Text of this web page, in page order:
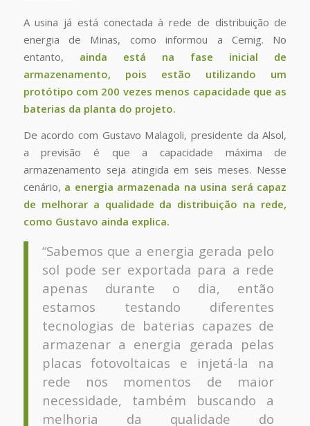
A usina já está conectada à rede de distribuição de
energia de Minas, como informou a Cemig. No
entanto, ainda está na fase inicial de
armazenamento, pois estão utilizando um
protótipo com 200 vezes menos capacidade que as
baterias da planta do projeto.
De acordo com Gustavo Malagoli, presidente da Alsol,
a previsão é que a capacidade máxima de
armazenamento seja atingida em seis meses. Nesse
cenário, a energia armazenada na usina será capaz
de melhorar a qualidade da distribuição na rede,
como Gustavo ainda explica.
“Sabemos que a energia gerada pelo
sol pode ser exportada para a rede
apenas durante o dia, então
estamos testando diferentes
tecnologias de baterias capazes de
armazenar a energia gerada pelas
placas fotovoltaicas e injetá-la na
rede nos momentos de maior
necessidade, também buscando a
melhoria da qualidade do